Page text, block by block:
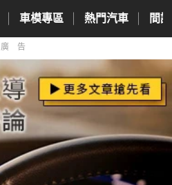
車模專區 熱門汽車 間
廣告